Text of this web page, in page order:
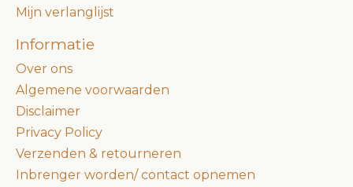
Mijn verlanglijst
Informatie
Over ons
Algemene voorwaarden
Disclaimer
Privacy Policy
Verzenden & retourneren
Inbrenger worden/ contact opnemen